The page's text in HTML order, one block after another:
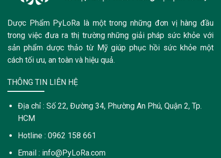
Dược Phẩm PyLoRa là một trong những đơn vị hàng đầu
trong việc đưa ra thị trường những giải pháp sức khỏe với
sản phẩm dược thảo từ Mỹ giúp phục hồi sức khỏe một
cách tối ưu, an toàn và hiệu quả.
THÔNG TIN LIÊN HỆ
Địa chỉ : Số 22, Đường 34, Phường An Phú, Quận 2, Tp.
HCM
Hotline : 0962 158 661
Email : info@PyLoRa.com